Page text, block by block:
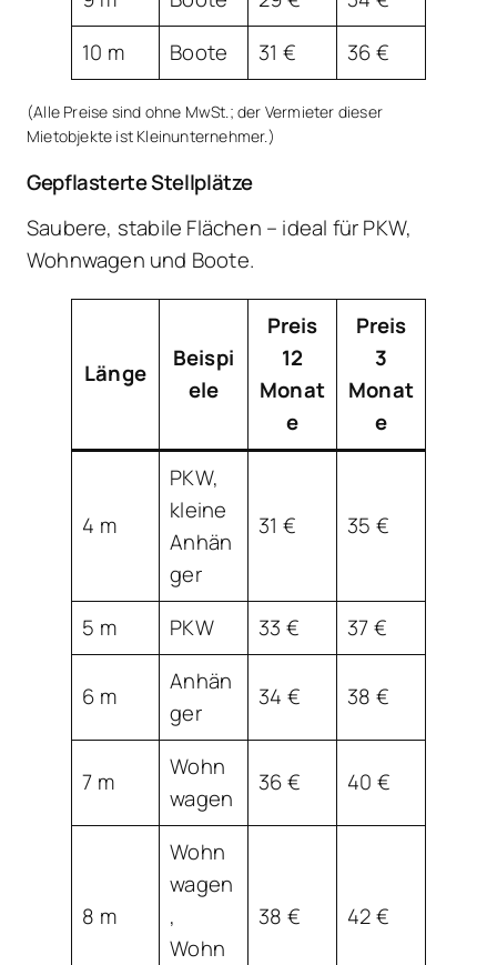
10 m
Boote 31 € 36 €
(Alle Preise sind ohne MwSt.; der Vermieter dieser
Mietobjekte ist Kleinunternehmer.)
Gepflasterte Stellplätze
Saubere, stabile Flächen – ideal für PKW,
Wohnwagen und Boote.
Länge
Beispi
ele
Preis
12
Monat
e
Preis
3
Monat
e
4 m
PKW,
kleine
Anhän
ger
31 € 35 €
5 m PKW 33 € 37 €
6 m
Anhän
ger
34 € 38 €
7 m
Wohn
wagen
36 € 40 €
8 m
Wohn
wagen
,
Wohn
38 € 42 €